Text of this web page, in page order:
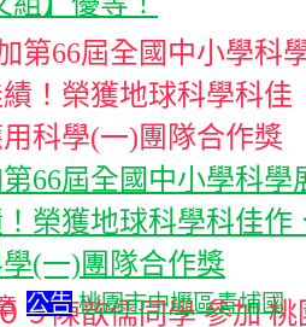
66屆全國中小學科學
榮獲地球科學科佳作
(一)團隊合作獎
公告 桃園市中壢區青埔國